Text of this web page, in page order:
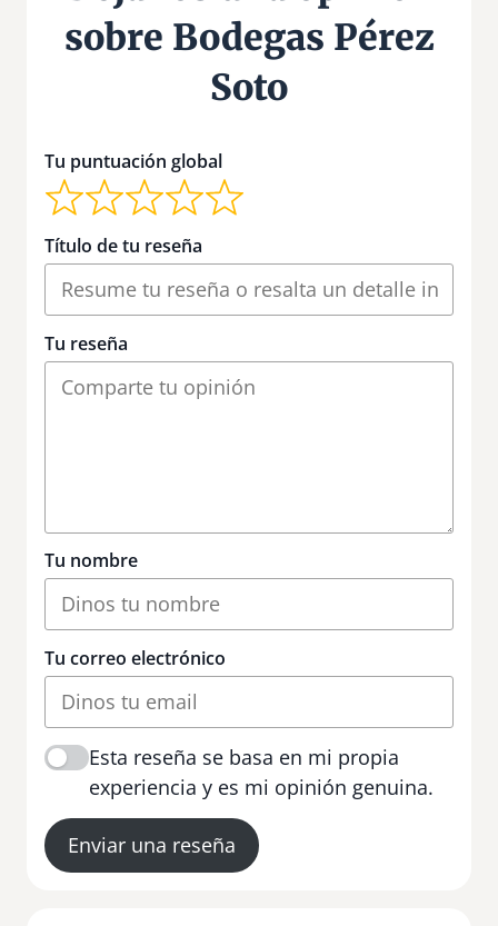
sobre Bodegas Pérez
Soto
Tu puntuación global
Título de tu reseña
Tu reseña
Tu nombre
Tu correo electrónico
Esta reseña se basa en mi propia
experiencia y es mi opinión genuina.
Enviar una reseña